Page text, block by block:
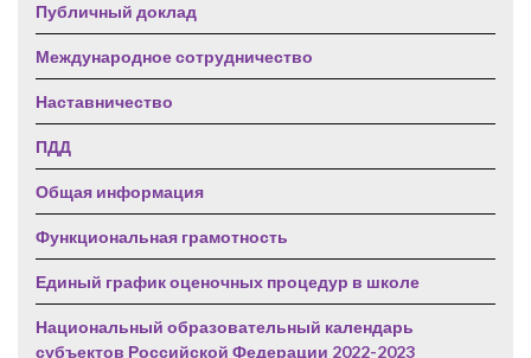
Публичный доклад
Международное сотрудничество
Наставничество
ПДД
Общая информация
Функциональная грамотность
Единый график оценочных процедур в школе
Национальный образовательный календарь
субъектов Российской Федерации 2022-2023